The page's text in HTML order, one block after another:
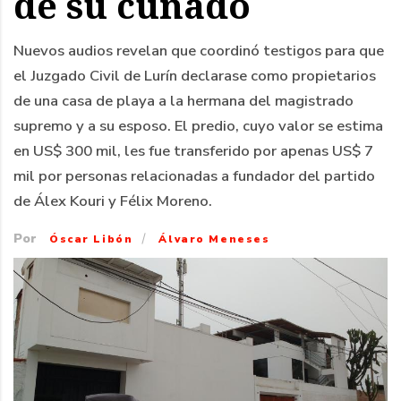
Nuevos audios revelan que coordinó testigos para que
el Juzgado Civil de Lurín declarase como propietarios
de una casa de playa a la hermana del magistrado
supremo y a su esposo. El predio, cuyo valor se estima
en US$ 300 mil, les fue transferido por apenas US$ 7
mil por personas relacionadas a fundador del partido
de Álex Kouri y Félix Moreno.
Por Óscar Libón / Álvaro Meneses